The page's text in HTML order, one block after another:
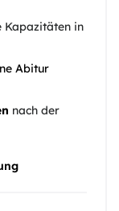
Kapazitäten in
Abitur
nach der